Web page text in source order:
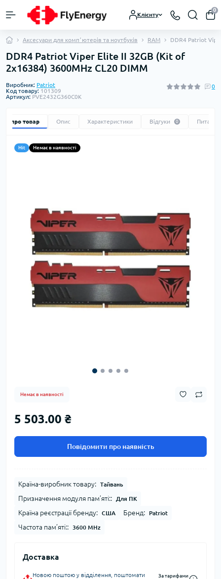
Клієнту
0
Аксесуари для компʼютерів та ноутбуків RAM DDR4 Patriot
DDR4 Patriot Viper Elite II 32GB (Kit of
2x16384) 3600MHz CL20 DIMM
Виробник: Patriot
Код товару: 101309
Артикул: PVE2432G360C0K
0
про товар Опис Характеристики Відгуки 0 Питання
Hit Немає в наявності
Немає в наявності
5 503.00 ₴
Повідомити про наявність
Країна-виробник товару: Тайвань
Призначення модуля пам’яті:: Для ПК
Країна реєстрації бренду: США Бренд: Patriot
Частота пам’яті:: 3600 MHz
Доставка
Новою поштою у відділення, поштомати
За тарифами